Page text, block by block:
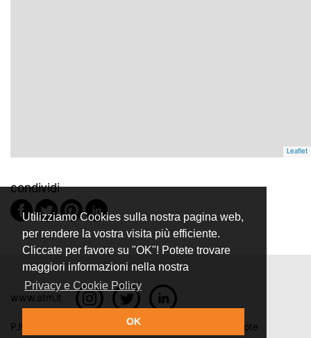
Utilizziamo Cookies sulla nostra pagina web,
per rendere la vostra visita più efficiente.
Cliccate per favore su "OK"! Potete trovare
maggiori informazioni nella nostra
Privacy e Cookie Policy
OK
Leaflet
condividi
www.atm.it
P.IVA N. 12883390150 Privacy e Cookie Policy Note